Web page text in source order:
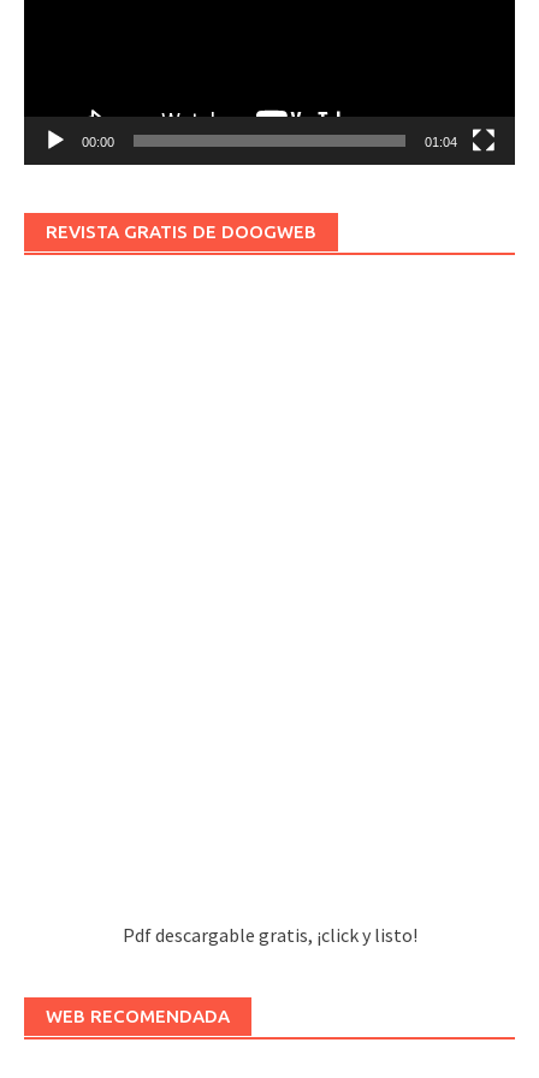
00:00 01:04
REVISTA GRATIS DE DOOGWEB
Pdf descargable gratis, ¡click y listo!
WEB RECOMENDADA